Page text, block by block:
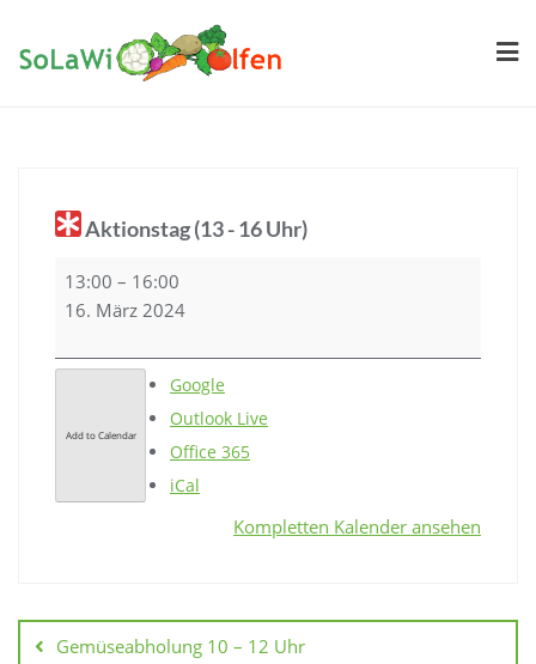
content
Aktionstag (13 - 16 Uhr)
Aktionstag
(13
16
13:00 – 16:00
16. März 2024
Add to Calendar
Google
Outlook Live
Office 365
iCal
Kompletten Kalender ansehen
Gemüseabholung 10 – 12 Uhr